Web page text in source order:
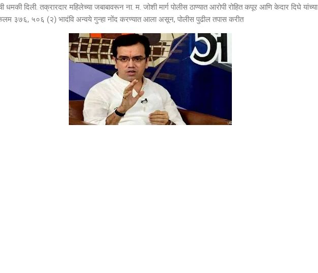
धमकी दिली. तक्रारदार महिलेच्या जबाबावरून ना. म. जोशी मार्ग पोलीस ठाण्यात आरोपी रोहित कपूर आणि केदार दिघे यांच्या
३७६, ५०६ (२) भादंवि अन्वये गुन्हा नोंद करण्यात आला असून, पोलीस पुढील तपास करीत